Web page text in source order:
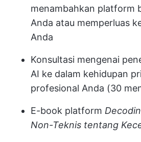
menambahkan platform
Anda atau memperluas
Anda
Konsultasi mengenai
AI ke dalam kehidupan
profesional Anda (30
E-book platform
Non-Teknis tentang